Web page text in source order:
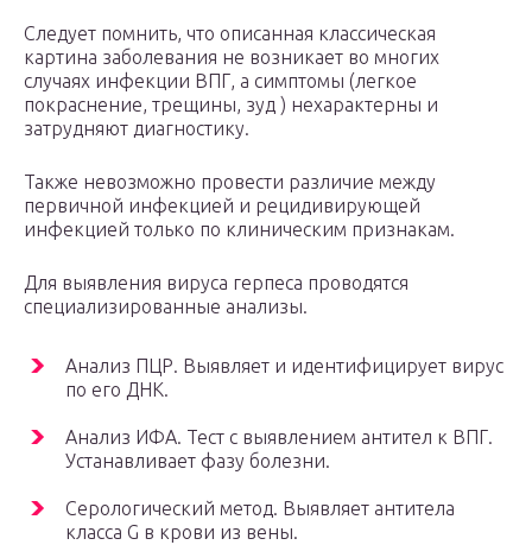
Следует помнить, что описанная классическая
картина заболевания не возникает во многих
случаях инфекции ВПГ, а симптомы (легкое
покраснение, трещины, зуд ) нехарактерны и
затрудняют диагностику.
Также невозможно провести различие между
первичной инфекцией и рецидивирующей
инфекцией только по клиническим признакам.
Для выявления вируса герпеса проводятся
специализированные анализы.
Анализ ПЦР. Выявляет и идентифицирует вирус
по его ДНК.
Анализ ИФА. Тест с выявлением антител к ВПГ.
Устанавливает фазу болезни.
Серологический метод. Выявляет антитела
класса G в крови из вены.